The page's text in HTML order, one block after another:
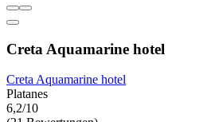
Creta Aquamarine hotel
Creta Aquamarine hotel
Platanes
6,2/10